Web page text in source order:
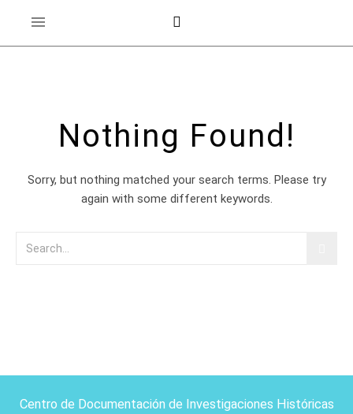
Nothing Found!
Sorry, but nothing matched your search terms. Please try
again with some different keywords.
Centro de Documentación de Investigaciones Históricas